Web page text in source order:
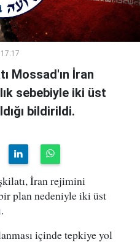
Mossad'ın İran
sebebiyle iki üst
bildirildi.
İran rejimini
plan nedeniyle iki üst
içinde tepkiye yol